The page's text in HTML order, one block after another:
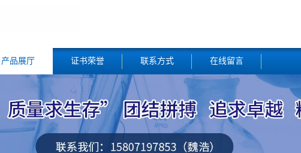
产品展厅 证书荣誉 联系方式 在线留言